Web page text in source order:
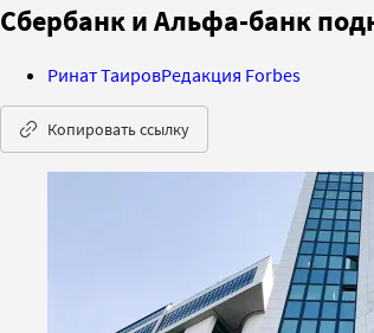
Сбербанк и Альфа-банк
Ринат ТаировРедакция Forbes
Копировать ссылку